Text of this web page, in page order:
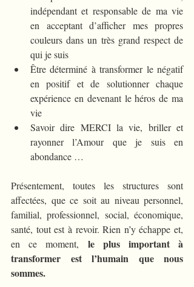
indépendant et responsable de ma vie
en acceptant d’afficher mes propres
couleurs dans un très grand respect de
qui je suis
Être déterminé à transformer le négatif
en positif et de solutionner chaque
expérience en devenant le héros de ma
vie
Savoir dire MERCI la vie, briller et
rayonner l’Amour que je suis en
abondance …
Présentement, toutes les structures sont
affectées, que ce soit au niveau personnel,
familial, professionnel, social, économique,
santé, tout est à revoir. Rien n’y échappe et,
en ce moment, le plus important à
transformer est l’humain que nous
sommes.